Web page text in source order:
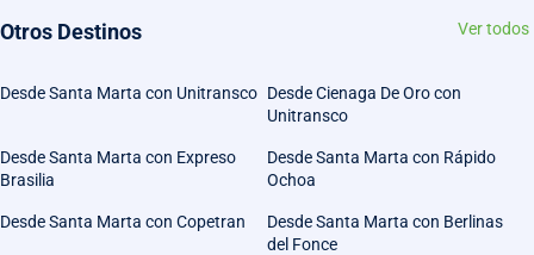
Otros Destinos Ver todos
Desde Santa Marta con Unitransco Desde Cienaga De Oro con
Unitransco
Desde Santa Marta con Expreso
Brasilia
Desde Santa Marta con Rápido
Ochoa
Desde Santa Marta con Copetran
Desde Santa Marta con Berlinas
del Fonce